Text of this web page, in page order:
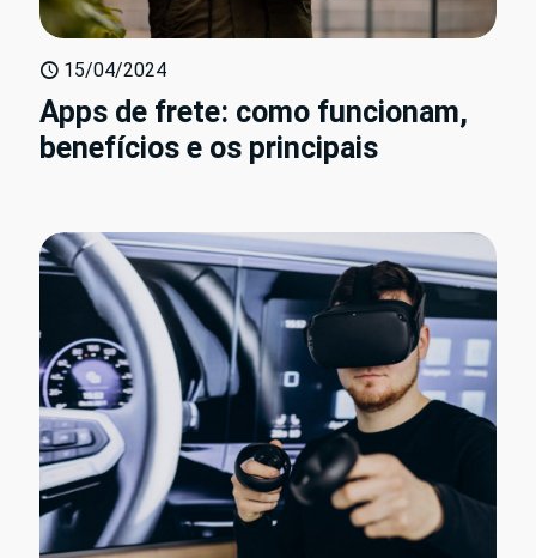
15/04/2024
Apps de frete: como funcionam,
benefícios e os principais